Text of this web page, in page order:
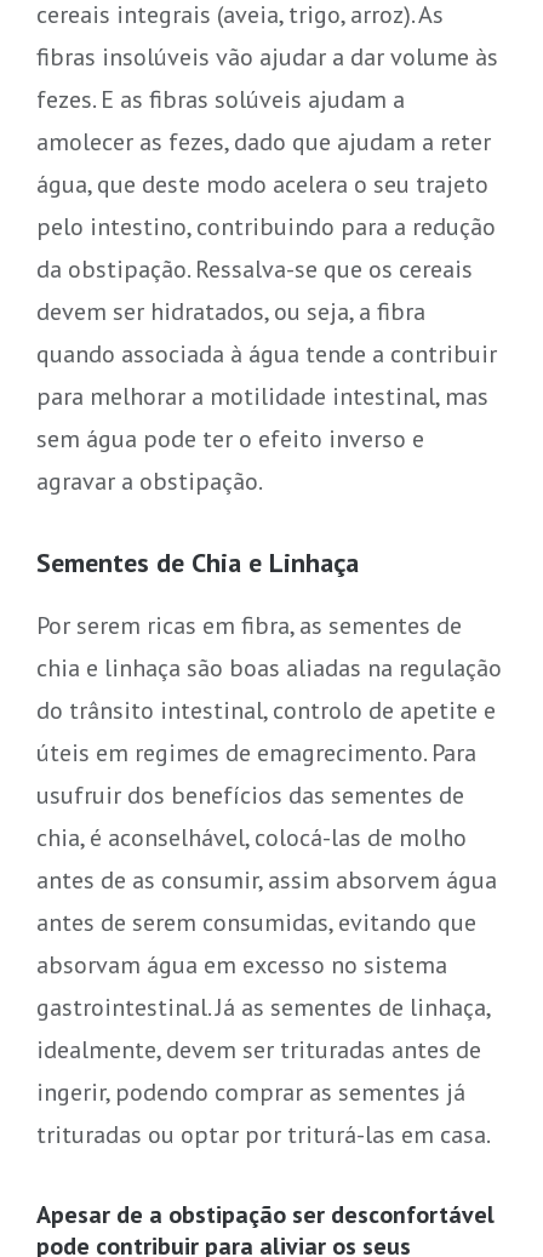
cereais integrais (aveia, trigo, arroz). As
fibras insolúveis vão ajudar a dar volume às
fezes. E as fibras solúveis ajudam a
amolecer as fezes, dado que ajudam a reter
água, que deste modo acelera o seu trajeto
pelo intestino, contribuindo para a redução
da obstipação. Ressalva-se que os cereais
devem ser hidratados, ou seja, a fibra
quando associada à água tende a contribuir
para melhorar a motilidade intestinal, mas
sem água pode ter o efeito inverso e
agravar a obstipação.
Sementes de Chia e Linhaça
Por serem ricas em fibra, as sementes de
chia e linhaça são boas aliadas na regulação
do trânsito intestinal, controlo de apetite e
úteis em regimes de emagrecimento. Para
usufruir dos benefícios das sementes de
chia, é aconselhável, colocá-las de molho
antes de as consumir, assim absorvem água
antes de serem consumidas, evitando que
absorvam água em excesso no sistema
gastrointestinal. Já as sementes de linhaça,
idealmente, devem ser trituradas antes de
ingerir, podendo comprar as sementes já
trituradas ou optar por triturá-las em casa.
Apesar de a obstipação ser desconfortável
pode contribuir para aliviar os seus